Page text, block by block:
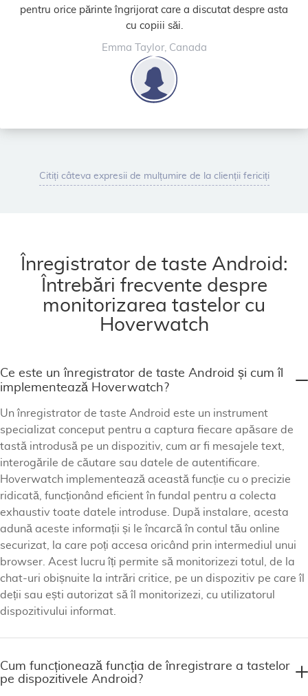
pentru orice părinte îngrijorat care a discutat despre asta
cu copiii săi.
Emma Taylor, Canada
Citiți câteva expresii de mulțumire de la clienții fericiți
Înregistrator de taste Android:
Întrebări frecvente despre
monitorizarea tastelor cu
Hoverwatch
Ce este un înregistrator de taste Android și cum îl
implementează Hoverwatch?
Un înregistrator de taste Android este un instrument
specializat conceput pentru a captura fiecare apăsare de
tastă introdusă pe un dispozitiv, cum ar fi mesajele text,
interogările de căutare sau datele de autentificare.
Hoverwatch implementează această funcție cu o precizie
ridicată, funcționând eficient în fundal pentru a colecta
exhaustiv toate datele introduse. După instalare, acesta
adună aceste informații și le încarcă în contul tău online
securizat, la care poți accesa oricând prin intermediul unui
browser. Acest lucru îți permite să monitorizezi totul, de la
chat-uri obișnuite la intrări critice, pe un dispozitiv pe care îl
deții sau ești autorizat să îl monitorizezi, cu utilizatorul
dispozitivului informat.
Cum funcționează funcția de înregistrare a tastelor
pe dispozitivele Android?